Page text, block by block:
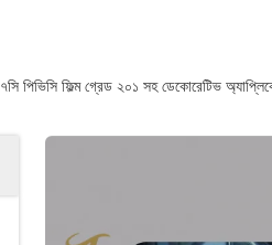
৭সি পিভিসি ফিল্ম গ্রেড ২০১ সহ ডেকোরেটিভ